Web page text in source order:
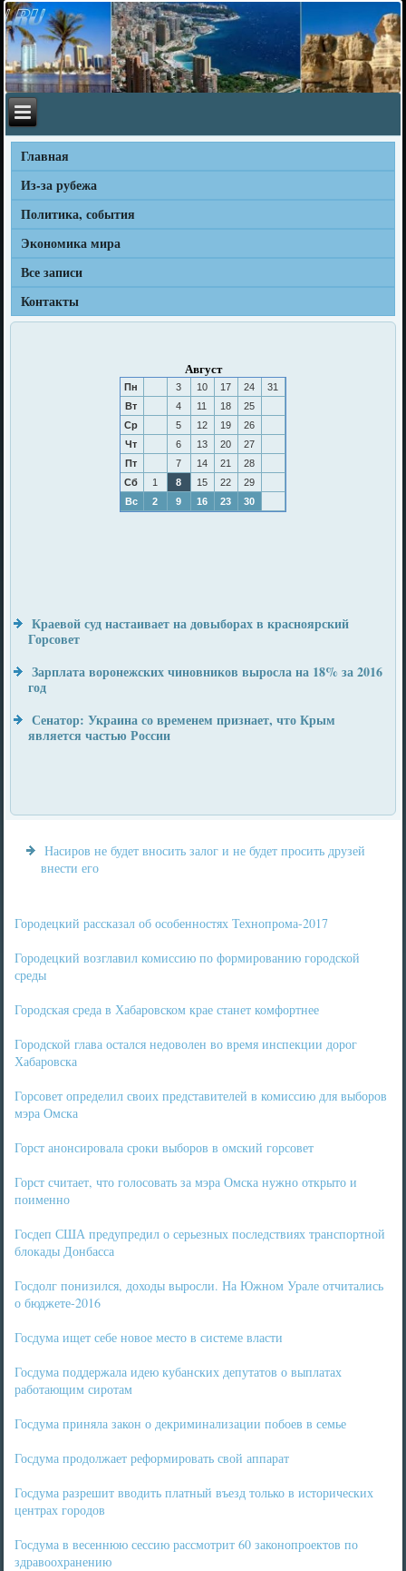
Главная
Из-за рубежа
Политика, события
Экономика мира
Все записи
Контакты
Август
Пн 3 10 17 24
31
Вт
4 11 18
25
Ср
5 12 19
26
Чт
6 13 20
27
Пт
7 14 21
28
Сб
1 8 15 22
29
Вс
2 9 16 23 30
Краевой суд настаивает на довыборах в красноярский
Горсовет
Зарплата воронежских чиновников выросла на 18% за 2016
год
Сенатор: Украина со временем признает, что Крым
является частью России
Насиров не будет вносить залог и не будет просить друзей
внести его
Городецкий рассказал об особенностях Технопрома-2017
Городецкий возглавил комиссию по формированию городской
среды
Городская среда в Хабаровском крае станет комфортнее
Городской глава остался недоволен во время инспекции дорог
Хабаровска
Горсовет определил своих представителей в комиссию для выборов
мэра Омска
Горст анонсировала сроки выборов в омский горсовет
Горст считает, что голосовать за мэра Омска нужно открыто и
поименно
Госдеп США предупредил о серьезных последствиях транспортной
блокады Донбасса
Госдолг понизился, доходы выросли. На Южном Урале отчитались
о бюджете-2016
Госдума ищет себе новое место в системе власти
Госдума поддержала идею кубанских депутатов о выплатах
работающим сиротам
Госдума приняла закон о декриминализации побоев в семье
Госдума продолжает реформировать свой аппарат
Госдума разрешит вводить платный въезд только в исторических
центрах городов
Госдума в весеннюю сессию рассмотрит 60 законопроектов по
здравоохранению